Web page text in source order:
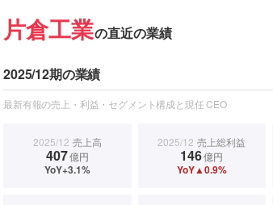
片倉工業の直近の業績
2025/12期の業績
最新有報の売上・利益・セグメント構成と現任 CEO
2025/12 売上高
407億円
YoY+3.1%
2025/12 売上総利益
146億円
YoY▲0.9%